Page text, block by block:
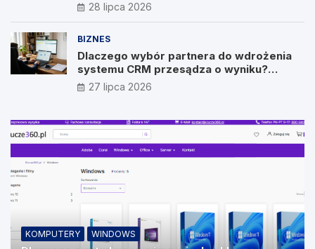
28 lipca 2026
BIZNES
Dlaczego wybór partnera do wdrożenia
systemu CRM przesądza o wyniku?
Wywiad z Pawłem Prymakowskim, CEO IT
Vision
27 lipca 2026
KOMPUTERY WINDOWS